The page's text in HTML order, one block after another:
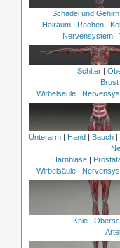
Schädel und Gehirn
Halraum| Rachen|
Nervensystem |
Schlter|
Brust
Wirbelsäule |
Unterarm| Hand| Bauch|
Harnblase|
Wirbelsäule |
Knie